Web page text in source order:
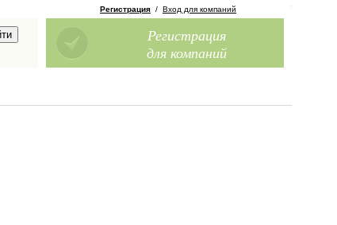
Регистрация / Вход для компаний
Регистрация
для компаний